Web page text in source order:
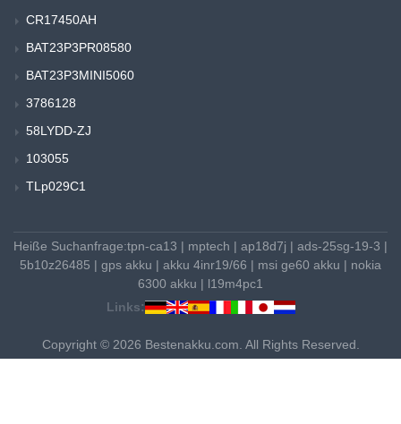
CR17450AH
BAT23P3PR08580
BAT23P3MINI5060
3786128
58LYDD-ZJ
103055
TLp029C1
Heiße Suchanfrage:tpn-ca13 | mptech | ap18d7j | ads-25sg-19-3 |
5b10z26485 | gps akku | akku 4inr19/66 | msi ge60 akku | nokia
6300 akku | l19m4pc1
Links:
Copyright © 2026 Bestenakku.com. All Rights Reserved.